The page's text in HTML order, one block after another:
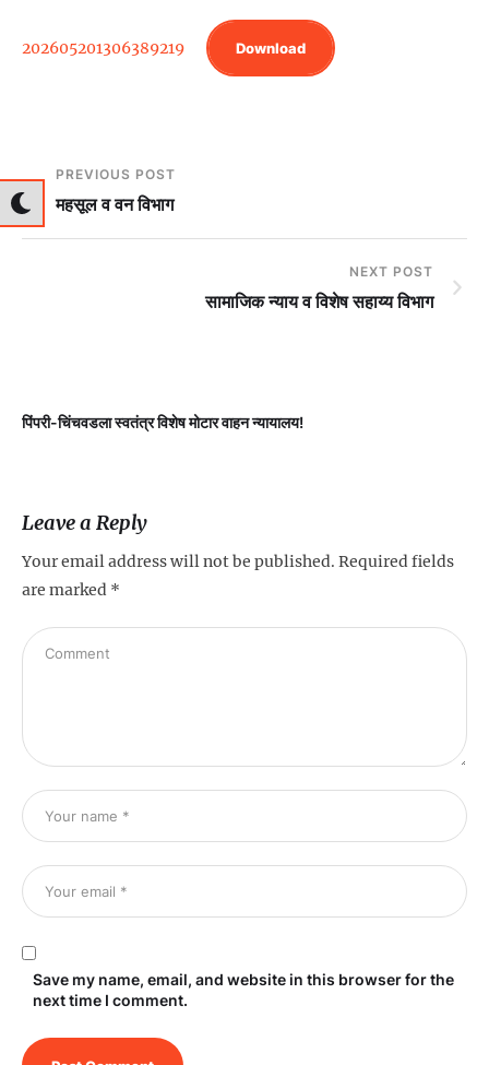
202605201306389219 Download
PREVIOUS POST
महसूल व वन विभाग
NEXT POST
सामाजिक न्‍याय व विशेष सहाय्य विभाग
पिंपरी-चिंचवडला स्वतंत्र विशेष मोटार वाहन न्यायालय!
Leave a Reply
Your email address will not be published. Required fields
are marked *
Save my name, email, and website in this browser for the
next time I comment.